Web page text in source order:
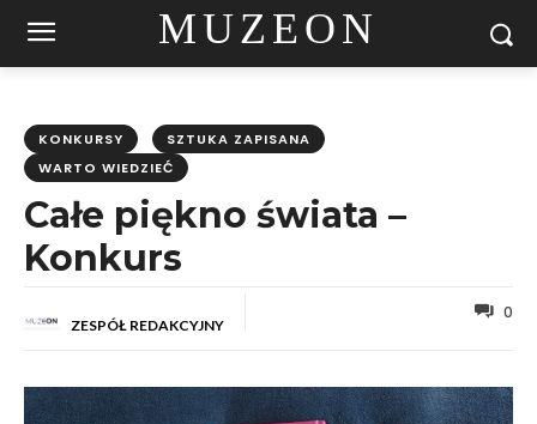
MUZEON
KONKURSY
SZTUKA ZAPISANA
WARTO WIEDZIEĆ
Całe piękno świata –
Konkurs
ZESPÓŁ REDAKCYJNY
0